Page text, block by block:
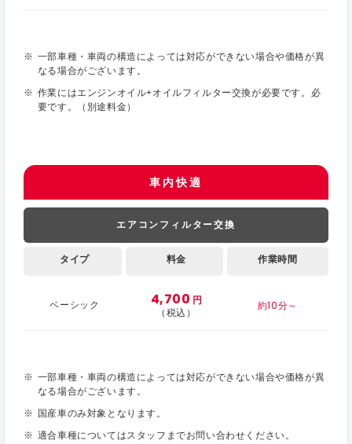
一部車種・車両の構造によっては対応ができない場合や価格が異
なる場合がございます。
作業にはエンジンオイル+オイルフィルター交換が必要です。必
要です。（別途料金）
車内快適
エアコンフィルター交換
タイプ 料金 作業時間
ベーシック 4,700 円
（税込）
約10分～
一部車種・車両の構造によっては対応ができない場合や価格が異
なる場合がございます。
国産車のみ対象となります。
適合車種についてはスタッフまでお問い合わせください。